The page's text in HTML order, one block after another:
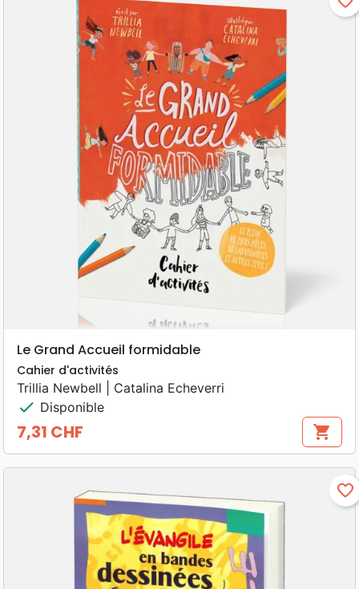
Le Grand Accueil formidable
Cahier d'activités
Trillia Newbell | Catalina Echeverri
check Disponible
Prix
7,31 CHF shopping_cart
favorite_border